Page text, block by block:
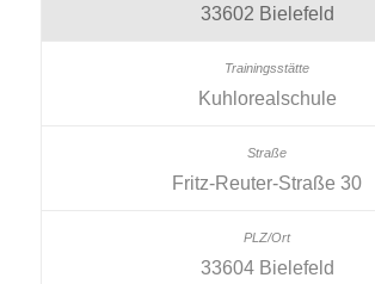
33602 Bielefeld
Kuhlorealschule
Fritz-Reuter-Straße 30
33604 Bielefeld